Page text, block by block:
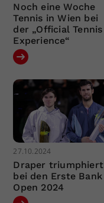
Noch eine Woche
Tennis in Wien bei
der „Official Tennis
Experience“
27.10.2024
Draper triumphiert
bei den Erste Bank
Open 2024